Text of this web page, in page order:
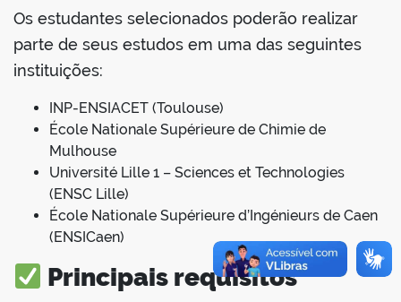
Os estudantes selecionados poderão realizar
parte de seus estudos em uma das seguintes
instituições:
INP-ENSIACET (Toulouse)
École Nationale Supérieure de Chimie de
Mulhouse
Université Lille 1 – Sciences et Technologies
(ENSC Lille)
École Nationale Supérieure d’Ingénieurs de Caen
(ENSICaen)
Principais requisitos